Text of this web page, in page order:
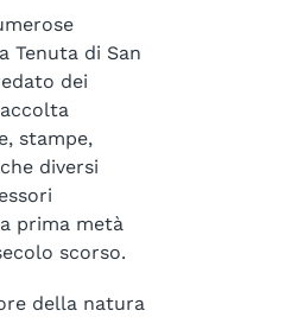
Tenuta di San
dei
stampe,
diversi
prima metà
scorso.
della natura